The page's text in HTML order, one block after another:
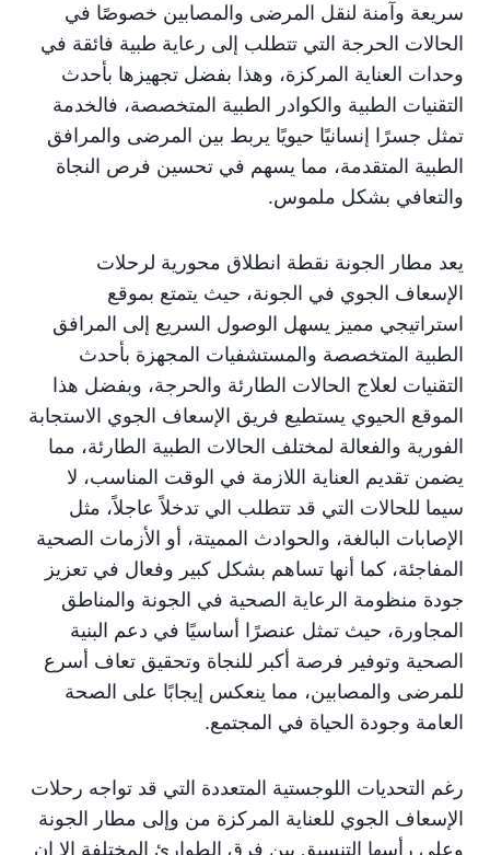
سريعة وآمنة لنقل المرضى والمصابين خصوصًا في
الحالات الحرجة التي تتطلب إلى رعاية طبية فائقة في
وحدات العناية المركزة، وهذا بفضل تجهيزها بأحدث
التقنيات الطبية والكوادر الطبية المتخصصة، فالخدمة
تمثل جسرًا إنسانيًا حيويًا يربط بين المرضى والمرافق
الطبية المتقدمة، مما يسهم في تحسين فرص النجاة
والتعافي بشكل ملموس.
يعد مطار الجونة نقطة انطلاق محورية لرحلات
الإسعاف الجوي في الجونة، حيث يتمتع بموقع
استراتيجي مميز يسهل الوصول السريع إلى المرافق
الطبية المتخصصة والمستشفيات المجهزة بأحدث
التقنيات لعلاج الحالات الطارئة والحرجة، وبفضل هذا
الموقع الحيوي يستطيع فريق الإسعاف الجوي الاستجابة
الفورية والفعالة لمختلف الحالات الطبية الطارئة، مما
يضمن تقديم العناية اللازمة في الوقت المناسب، لا
سيما للحالات التي قد تتطلب الي تدخلاً عاجلاً، مثل
الإصابات البالغة، والحوادث المميتة، أو الأزمات الصحية
المفاجئة، كما أنها تساهم بشكل كبير وفعال في تعزيز
جودة منظومة الرعاية الصحية في الجونة والمناطق
المجاورة، حيث تمثل عنصرًا أساسيًا في دعم البنية
الصحية وتوفير فرصة أكبر للنجاة وتحقيق تعاف أسرع
للمرضى والمصابين، مما ينعكس إيجابًا على الصحة
العامة وجودة الحياة في المجتمع.
رغم التحديات اللوجستية المتعددة التي قد تواجه رحلات
الإسعاف الجوي للعناية المركزة من وإلى مطار الجونة
وعلى رأسها التنسيق بين فرق الطوارئ المختلفة الا ان